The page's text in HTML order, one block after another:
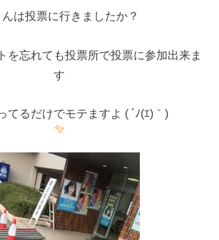
は投票に行きましたか？
を忘れても投票所で投票に参加出来ま
す
てるだけでモテますよ ( ´ﾉ(ｴ)｀)